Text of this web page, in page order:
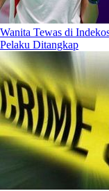
Wanita Tewas di
Pelaku Ditangkap